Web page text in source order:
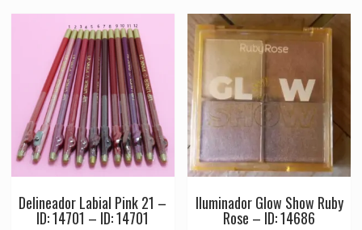
Delineador Labial Pink 21 –
ID: 14701 – ID: 14701
Iluminador Glow Show Ruby
Rose – ID: 14686